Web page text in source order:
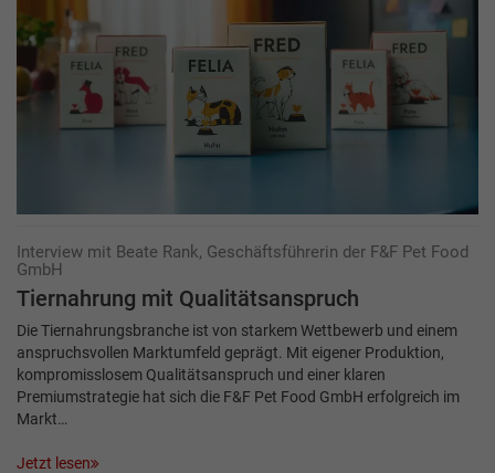
Interview mit Beate Rank, Geschäftsführerin der F&F Pet Food
GmbH
Tiernahrung mit Qualitätsanspruch
Die Tiernahrungsbranche ist von starkem Wettbewerb und einem
anspruchsvollen Markt­umfeld geprägt. Mit eigener Produktion,
kompromisslosem Qualitätsanspruch und einer klaren
Premiumstrategie hat sich die F&F Pet Food GmbH erfolgreich im
Markt…
Jetzt lesen